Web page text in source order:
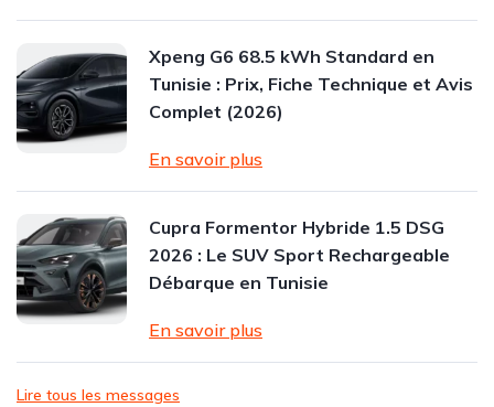
Xpeng G6 68.5 kWh Standard en
Tunisie : Prix, Fiche Technique et Avis
Complet (2026)
En savoir plus
Cupra Formentor Hybride 1.5 DSG
2026 : Le SUV Sport Rechargeable
Débarque en Tunisie
En savoir plus
Lire tous les messages